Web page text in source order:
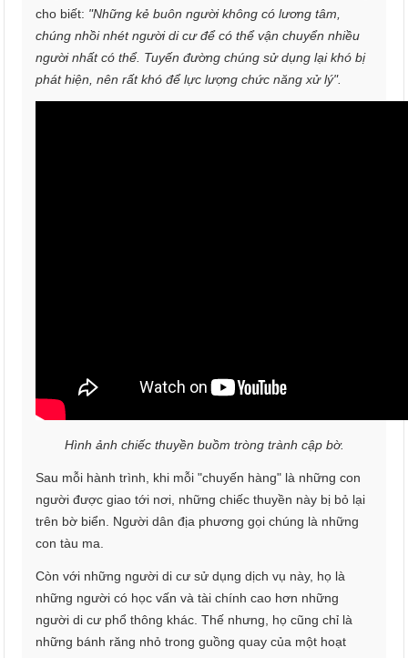
cho biết: "Những kẻ buôn người không có lương tâm,
chúng nhồi nhét người di cư để có thể vận chuyển nhiều
người nhất có thể. Tuyến đường chúng sử dụng lại khó bị
phát hiện, nên rất khó để lực lượng chức năng xử lý".
Hình ảnh chiếc thuyền buồm tròng trành cập bờ.
Sau mỗi hành trình, khi mỗi "chuyến hàng" là những con
người được giao tới nơi, những chiếc thuyền này bị bỏ lại
trên bờ biển. Người dân địa phương gọi chúng là những
con tàu ma.
Còn với những người di cư sử dụng dịch vụ này, họ là
những người có học vấn và tài chính cao hơn những
người di cư phổ thông khác. Thế nhưng, họ cũng chỉ là
những bánh răng nhỏ trong guồng quay của một hoạt